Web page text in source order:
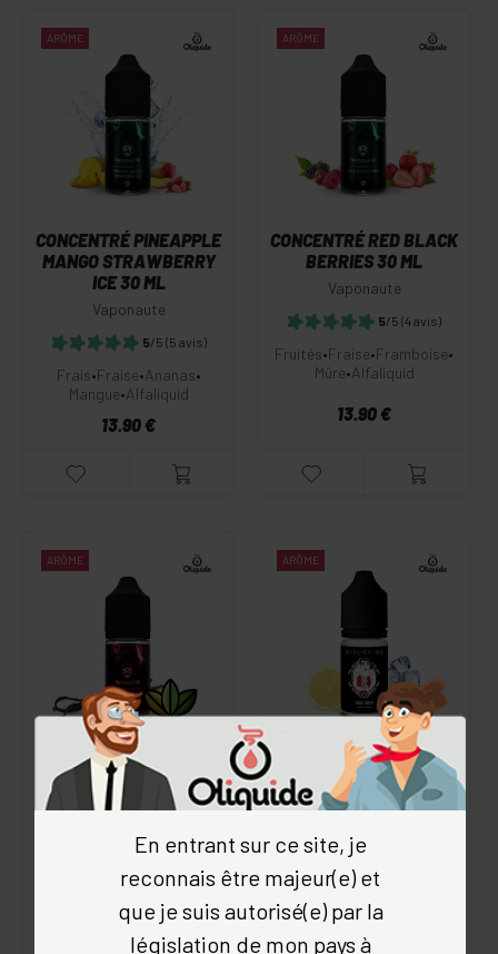
ARÔME
CONCENTRÉ PINEAPPLE
MANGO STRAWBERRY
ICE 30 ML
Vaponaute
5/5 (5 avis)
Frais•Fraise•Ananas•
Mangue•Alfaliquid
13.90 €
ARÔME
CONCENTRÉ RED BLACK
BERRIES 30 ML
Vaponaute
5/5 (4 avis)
Fruités•Fraise•Framboise•
Mûre•Alfaliquid
13.90 €
ARÔME
CONCENTRÉ VANILLA
CLASSIC 30 ML
Vaponaute
5/5 (4 avis)
Classic blond•
Alfaliquid
13.90 €
ARÔME
ARÔME GELI GINA
4.9/5 (183 avis)
Vaponaute
13.9 €
6.00 €
En entrant sur ce site, je
reconnais être majeur(e) et
que je suis autorisé(e) par la
législation de mon pays à